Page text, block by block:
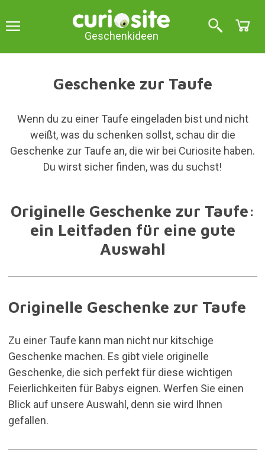
Geschenkideen
Geschenke zur Taufe
Wenn du zu einer Taufe eingeladen bist und nicht
weißt, was du schenken sollst, schau dir die
Geschenke zur Taufe an, die wir bei Curiosite haben.
Du wirst sicher finden, was du suchst!
Originelle Geschenke zur Taufe:
ein Leitfaden für eine gute
Auswahl
Originelle Geschenke zur Taufe
Zu einer Taufe kann man nicht nur kitschige
Geschenke machen. Es gibt viele originelle
Geschenke, die sich perfekt für diese wichtigen
Feierlichkeiten für Babys eignen. Werfen Sie einen
Blick auf unsere Auswahl, denn sie wird Ihnen
gefallen.